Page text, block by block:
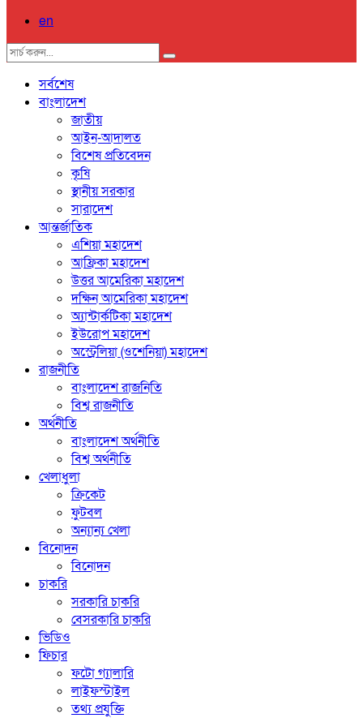
en
সর্বশেষ
বাংলাদেশ
জাতীয়
আইন-আদালত
বিশেষ প্রতিবেদন
কৃষি
স্থানীয় সরকার
সারাদেশ
আন্তর্জাতিক
এশিয়া মহাদেশ
আফ্রিকা মহাদেশ
উত্তর আমেরিকা মহাদেশ
দক্ষিন আমেরিকা মহাদেশ
অ্যান্টার্কটিকা মহাদেশ
ইউরোপ মহাদেশ
অস্ট্রেলিয়া (ওশেনিয়া) মহাদেশ
রাজনীতি
বাংলাদেশ রাজনিতি
বিশ্ব রাজনীতি
অর্থনীতি
বাংলাদেশ অর্থনীতি
বিশ্ব অর্থনীতি
খেলাধুলা
ক্রিকেট
ফুটবল
অন্যান্য খেলা
বিনোদন
বিনোদন
চাকরি
সরকারি চাকরি
বেসরকারি চাকরি
ভিডিও
ফিচার
ফটো গ্যালারি
লাইফস্টাইল
তথ্য প্রযুক্তি